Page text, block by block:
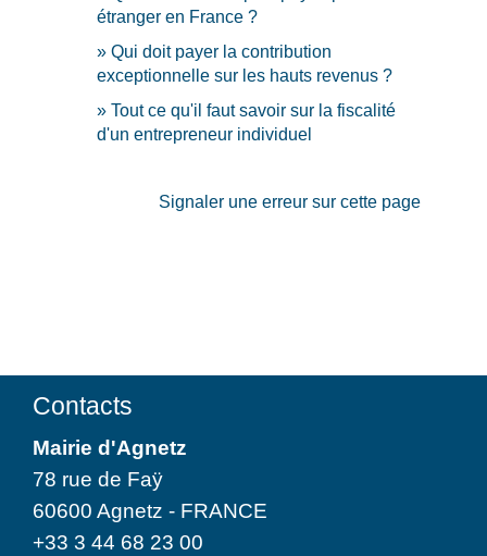
étranger en France ?
Qui doit payer la contribution
exceptionnelle sur les hauts revenus ?
Tout ce qu'il faut savoir sur la fiscalité
d'un entrepreneur individuel
Signaler une erreur sur cette page
Contacts
Mairie d'Agnetz
78 rue de Faÿ
60600 Agnetz - FRANCE
+33 3 44 68 23 00